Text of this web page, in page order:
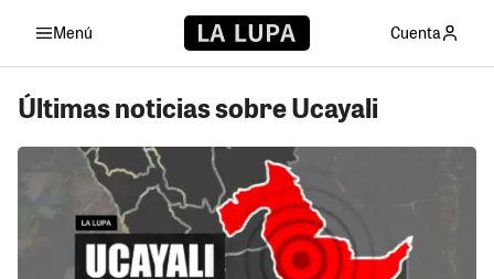
Menú Cuenta
Últimas noticias sobre Ucayali